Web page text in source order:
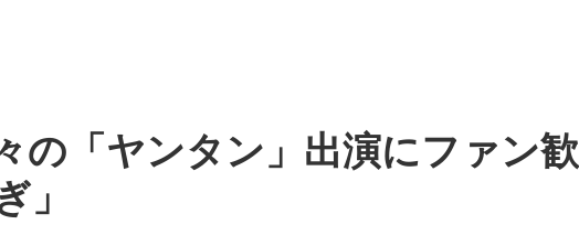
の「ヤンタン」出演にファン歓
」